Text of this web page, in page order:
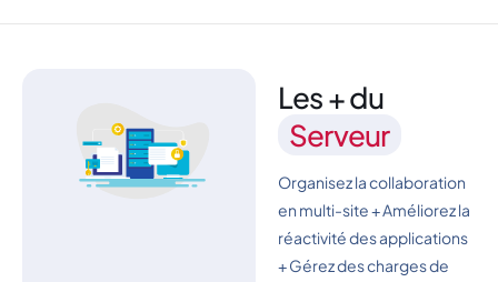
Les + du
Serveur
Organisez la collaboration
en multi-site + Améliorez la
réactivité des applications
+ Gérez des charges de